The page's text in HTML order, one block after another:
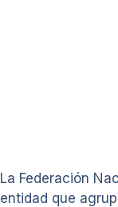
La Federación
entidad que